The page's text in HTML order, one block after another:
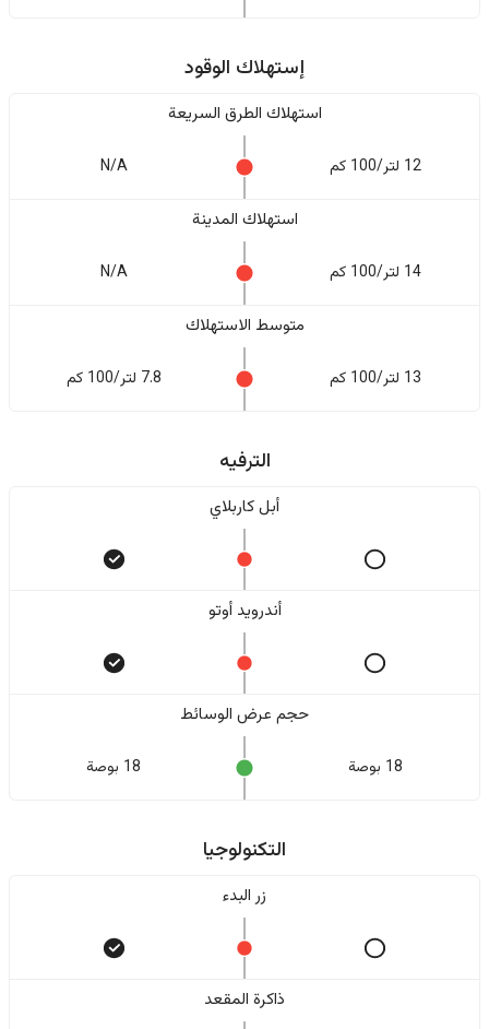
إستهلاك الوقود
استهلاك الطرق السريعة
12 لتر/100 كم N/A
استهلاك المدينة
14 لتر/100 كم N/A
متوسط الاستهلاك
13 لتر/100 كم 7.8 لتر/100 كم
الترفيه
أبل كاربلاي
أندرويد أوتو
حجم عرض الوسائط
18 بوصة 18 بوصة
التكنولوجيا
زر البدء
ذاكرة المقعد